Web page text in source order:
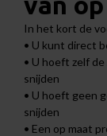
In het kort de
• U kunt direct
• U hoeft zelf
snijden
• U hoeft geen
snijden
• Een op maat